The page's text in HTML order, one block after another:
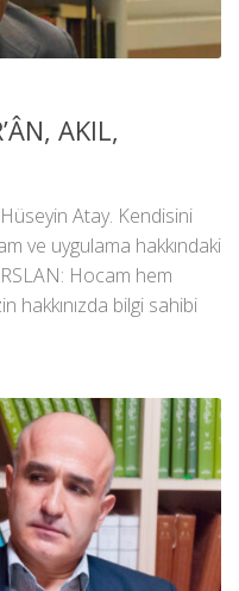
AKIL,
Atay. Kendisini
ve uygulama hakkındaki
Hocam hem
hakkınızda bilgi sahibi